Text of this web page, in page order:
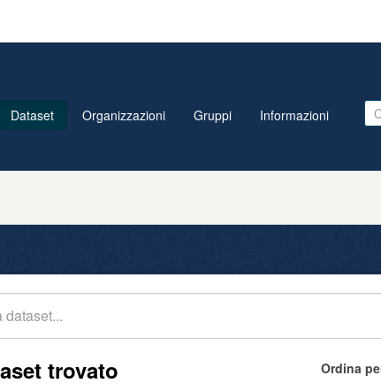
Dataset Organizzazioni Gruppi Informazioni
Ordina
trovato